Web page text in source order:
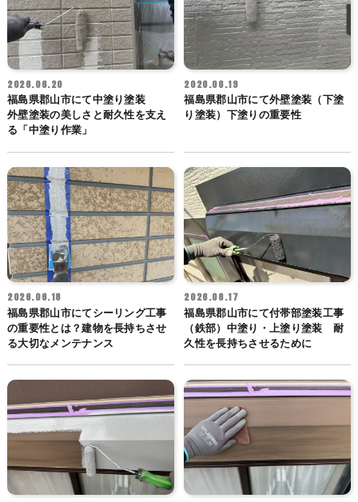
2026.06.20
福島県郡山市にて中塗り塗装
外壁塗装の美しさと耐久性を支え
る「中塗り作業」
2026.06.19
福島県郡山市にて外壁塗装（下塗
り塗装）下塗りの重要性
2026.06.18
福島県郡山市にてシーリング工事
の重要性とは？建物を長持ちさせ
る大切なメンテナンス
2026.06.17
福島県郡山市にて付帯部塗装工事
（鉄部）中塗り・上塗り塗装 耐
久性を長持ちさせるために